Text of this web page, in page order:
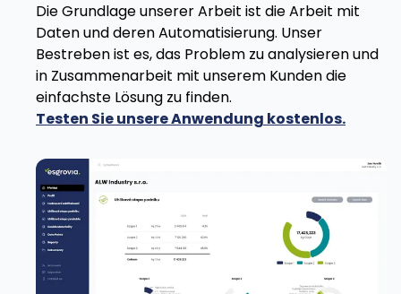
Die Grundlage unserer Arbeit ist die Arbeit mit
Daten und deren Automatisierung. Unser
Bestreben ist es, das Problem zu analysieren und
in Zusammenarbeit mit unserem Kunden die
einfachste Lösung zu finden.
Testen Sie unsere Anwendung kostenlos.